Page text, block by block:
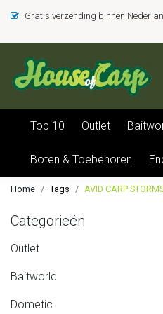
Gratis verzending binnen
Top 10 Outlet
Boten & Toebehoren
Home Tags AVID CARP
Categorieën
Outlet
Baitworld
Dometic